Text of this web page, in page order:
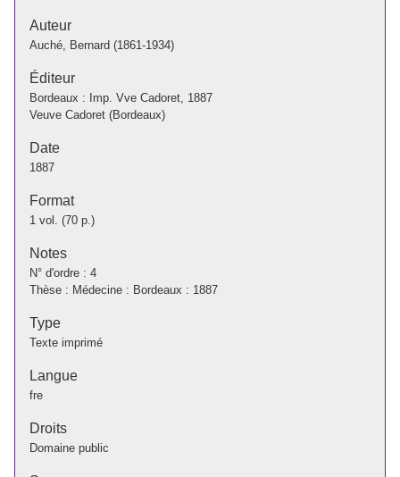
Auteur
Auché, Bernard (1861-1934)
Éditeur
Bordeaux : Imp. Vve Cadoret, 1887
Veuve Cadoret (Bordeaux)
Date
1887
Format
1 vol. (70 p.)
Notes
N° d'ordre : 4
Thèse : Médecine : Bordeaux : 1887
Type
Texte imprimé
Langue
fre
Droits
Domaine public